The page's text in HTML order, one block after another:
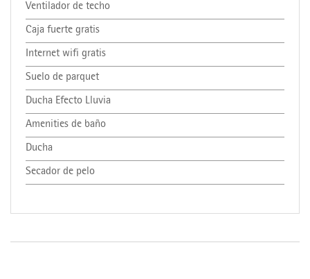
Ventilador de techo
Caja fuerte gratis
Internet wifi gratis
Suelo de parquet
Ducha Efecto Lluvia
Amenities de baño
Ducha
Secador de pelo